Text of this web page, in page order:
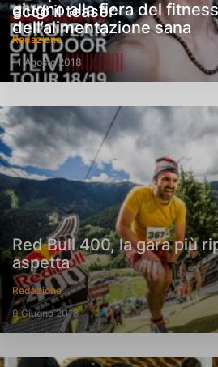
ecco il teaser
Redazione
11 Agosto 2018
Red Bull 400, la gara più
aspetta
Redazione
9 Giugno 2018
giugno alla fiera del
dell’alimentazione sana